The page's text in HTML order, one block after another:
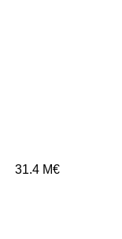
31.4 M€